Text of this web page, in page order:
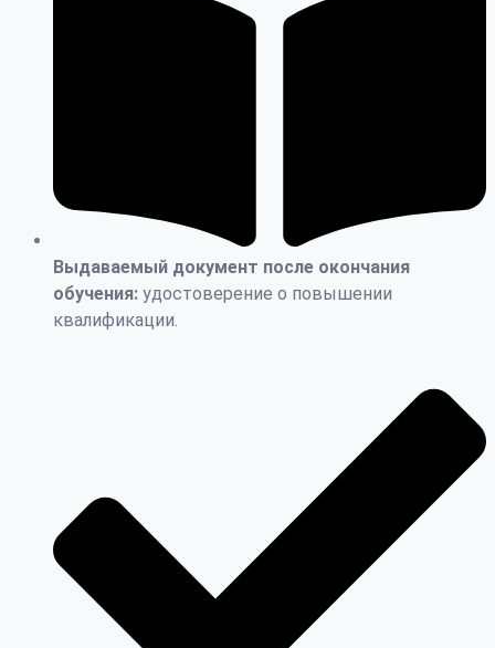
Выдаваемый документ после окончания
обучения: удостоверение о повышении
квалификации.